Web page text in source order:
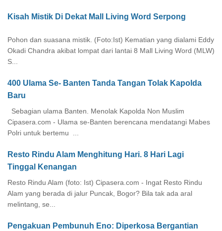
Kisah Mistik Di Dekat Mall Living Word Serpong
Pohon dan suasana mistik. (Foto:Ist) Kematian yang dialami Eddy
Okadi Chandra akibat lompat dari lantai 8 Mall Living Word (MLW)
S...
400 Ulama Se- Banten Tanda Tangan Tolak Kapolda
Baru
Sebagian ulama Banten. Menolak Kapolda Non Muslim
Cipasera.com - Ulama se-Banten berencana mendatangi Mabes
Polri untuk bertemu ...
Resto Rindu Alam Menghitung Hari. 8 Hari Lagi
Tinggal Kenangan
Resto Rindu Alam (foto: Ist) Cipasera.com - Ingat Resto Rindu
Alam yang berada di jalur Puncak, Bogor? Bila tak ada aral
melintang, se...
Pengakuan Pembunuh Eno: Diperkosa Bergantian